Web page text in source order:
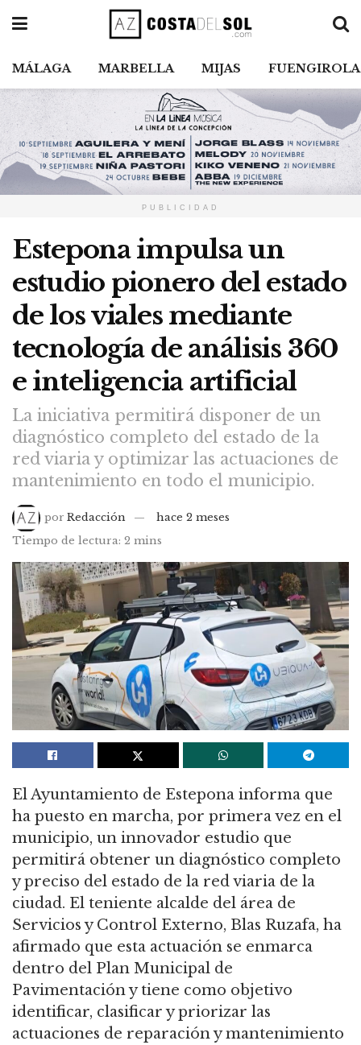
MÁLAGA MARBELLA MIJAS FUENGIROLA
PUBLICIDAD
Estepona impulsa un
estudio pionero del estado
de los viales mediante
tecnología de análisis 360
e inteligencia artificial
La iniciativa permitirá disponer de un
diagnóstico completo del estado de la
red viaria y optimizar las actuaciones de
mantenimiento en todo el municipio.
por Redacción
hace 2 meses
Tiempo de lectura: 2 mins
El Ayuntamiento de Estepona informa que
ha puesto en marcha, por primera vez en el
municipio, un innovador estudio que
permitirá obtener un diagnóstico completo
y preciso del estado de la red viaria de la
ciudad. El teniente alcalde del área de
Servicios y Control Externo, Blas Ruzafa, ha
afirmado que esta actuación se enmarca
dentro del Plan Municipal de
Pavimentación y tiene como objetivo
identificar, clasificar y priorizar las
actuaciones de reparación y mantenimiento